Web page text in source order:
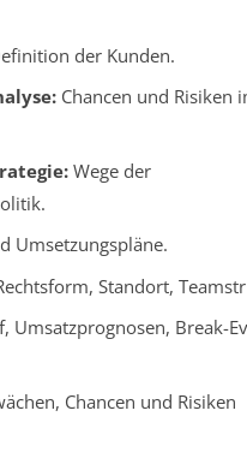
der Kunden.
Chancen und Risiken
Wege der
Umsetzungspläne.
Standort,
Umsatzprognosen, Break-
Chancen und Risiken